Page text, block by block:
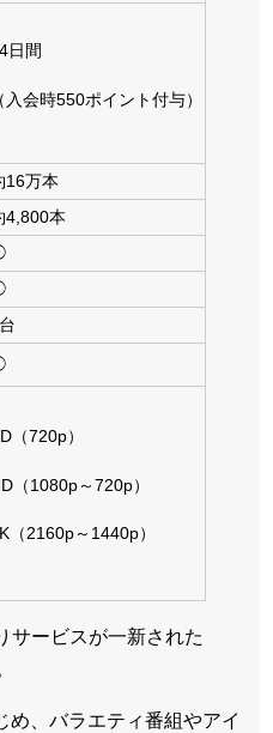
日間
入会時550ポイント付与）
16万本
4,800本
（720p）
（1080p～720p）
（2160p～1440p）
サービスが一新された
め、バラエティ番組やアイ